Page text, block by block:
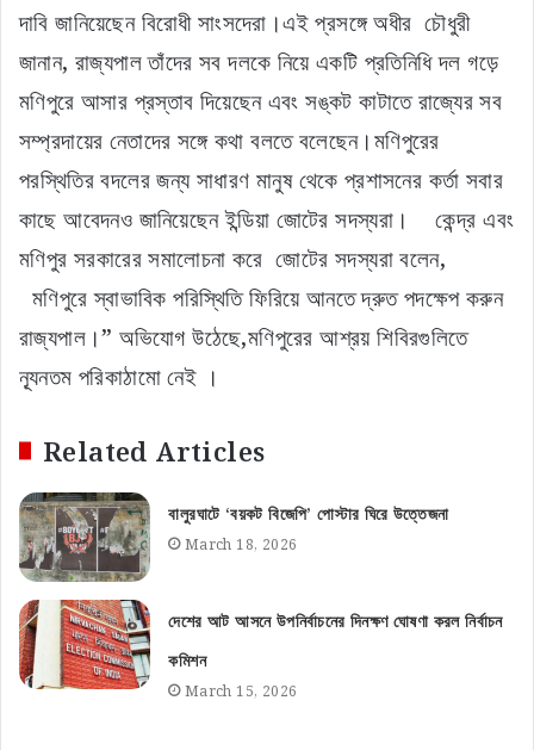
দাবি জানিয়েছেন বিরোধী সাংসদেরা।এই প্রসঙ্গে অধীর চৌধুরী
জানান, রাজ্যপাল তাঁদের সব দলকে নিয়ে একটি প্রতিনিধি দল গড়ে
মণিপুরে আসার প্রস্তাব দিয়েছেন এবং সঙ্কট কাটাতে রাজ্যের সব
সম্প্রদায়ের নেতাদের সঙ্গে কথা বলতে বলেছেন।মণিপুরের
পরস্থিতির বদলের জন্য সাধারণ মানুষ থেকে প্রশাসনের কর্তা সবার
কাছে আবেদনও জানিয়েছেন ইন্ডিয়া জোটের সদস্যরা। কেন্দ্র এবং
মণিপুর সরকারের সমালোচনা করে জোটের সদস্যরা বলেন,
মণিপুরে স্বাভাবিক পরিস্থিতি ফিরিয়ে আনতে দ্রুত পদক্ষেপ করুন
রাজ্যপাল।” অভিযোগ উঠেছে,মণিপুরের আশ্রয় শিবিরগুলিতে
ন্যূনতম পরিকাঠামো নেই ।
Related Articles
বালুরঘাটে ‘বয়কট বিজেপি’ পোস্টার ঘিরে উত্তেজনা
March 18, 2026
দেশের আট আসনে উপনির্বাচনের দিনক্ষণ ঘোষণা করল নির্বাচন
কমিশন
March 15, 2026